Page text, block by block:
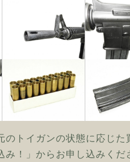
トイガンの状態に応じ
！」からお申し込みくだ